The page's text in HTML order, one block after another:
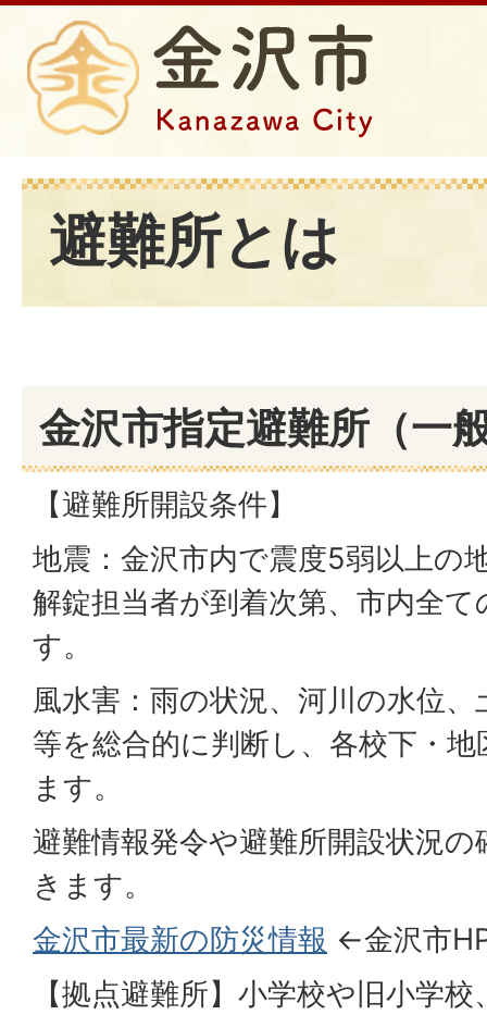
避難所とは
金沢市指定避難所（一
【避難所開設条件】
地震：金沢市内で震度5弱以上の
解錠担当者が到着次第、市内全
す。
風水害：雨の状況、河川の水位
等を総合的に判断し、各校下・
ます。
避難情報発令や避難所開設状況
きます。
金沢市最新の防災情報 ←金沢市
【拠点避難所】小学校や旧小学